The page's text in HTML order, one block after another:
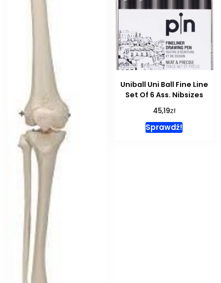
Uniball Uni Ball Fine Line
Set Of 6 Ass. Nibsizes
45,19zł
Sprawdź!